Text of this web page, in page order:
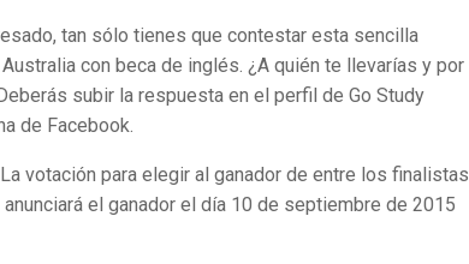
tan sólo tienes que contestar esta sencilla
con beca de inglés. ¿A quién te llevarías y por
subir la respuesta en el perfil de Go Study
de Facebook.
votación para elegir al ganador de entre los finalistas
el ganador el día 10 de septiembre de 2015